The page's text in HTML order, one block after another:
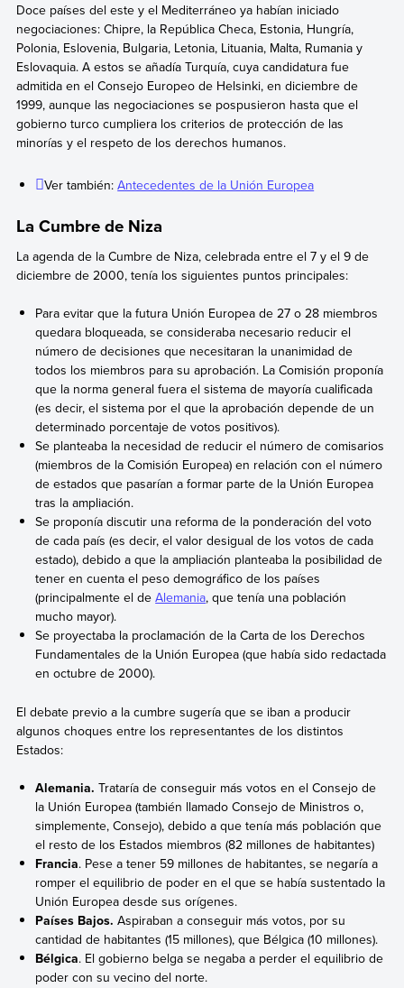
Doce países del este y el Mediterráneo ya habían iniciado
negociaciones: Chipre, la República Checa, Estonia, Hungría,
Polonia, Eslovenia, Bulgaria, Letonia, Lituania, Malta, Rumania y
Eslovaquia. A estos se añadía Turquía, cuya candidatura fue
admitida en el Consejo Europeo de Helsinki, en diciembre de
1999, aunque las negociaciones se pospusieron hasta que el
gobierno turco cumpliera los criterios de protección de las
minorías y el respeto de los derechos humanos.
Ver también:Antecedentes de la Unión Europea
La Cumbre de Niza
La agenda de la Cumbre de Niza, celebrada entre el 7 y el 9 de
diciembre de 2000, tenía los siguientes puntos principales:
Para evitar que la futura Unión Europea de 27 o 28 miembros
quedara bloqueada, se consideraba necesario reducir el
número de decisiones que necesitaran la unanimidad de
todos los miembros para su aprobación. La Comisión proponía
que la norma general fuera el sistema de mayoría cualificada
(es decir, el sistema por el que la aprobación depende de un
determinado porcentaje de votos positivos).
Se planteaba la necesidad de reducir el número de comisarios
(miembros de la Comisión Europea) en relación con el número
de estados que pasarían a formar parte de la Unión Europea
tras la ampliación.
Se proponía discutir una reforma de la ponderación del voto
de cada país (es decir, el valor desigual de los votos de cada
estado), debido a que la ampliación planteaba la posibilidad de
tener en cuenta el peso demográfico de los países
(principalmente el deAlemania, que tenía una población
mucho mayor).
Se proyectaba la proclamación de la Carta de los Derechos
Fundamentales de la Unión Europea (que había sido redactada
en octubre de 2000).
El debate previo a la cumbre sugería que se iban a producir
algunos choques entre los representantes de los distintos
Estados:
Alemania.Trataría de conseguir más votos en el Consejo de
la Unión Europea (también llamado Consejo de Ministros o,
simplemente, Consejo), debido a que tenía más población que
el resto de los Estados miembros (82 millones de habitantes)
Francia. Pese a tener 59 millones de habitantes, se negaría a
romper el equilibrio de poder en el que se había sustentado la
Unión Europea desde sus orígenes.
Países Bajos.Aspiraban a conseguir más votos, por su
cantidad de habitantes (15 millones), que Bélgica (10 millones).
Bélgica. El gobierno belga se negaba a perder el equilibrio de
poder con su vecino del norte.